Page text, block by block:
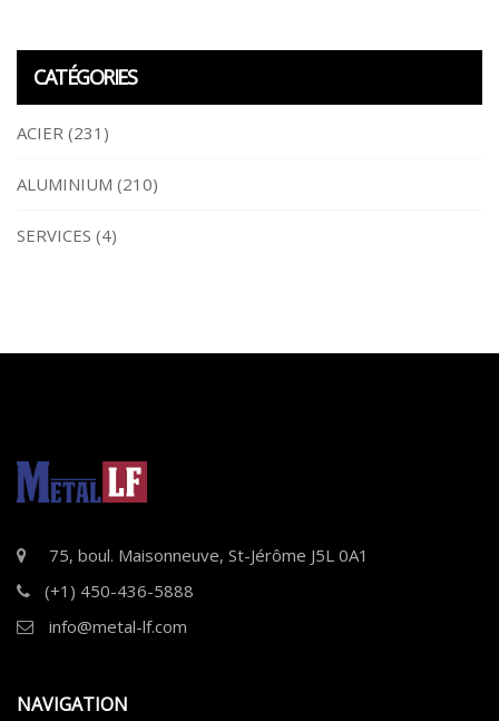
CATÉGORIES
ACIER (231)
ALUMINIUM (210)
SERVICES (4)
75, boul. Maisonneuve, St-Jérôme J5L 0A1
(+1) 450-436-5888
info@metal-lf.com
NAVIGATION